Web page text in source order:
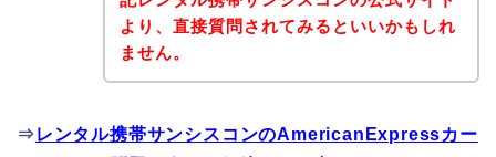
より、直接質問されてみるといいかもしれ
ません。
⇒ レンタル携帯サンシスコンのAmericanExpressカー